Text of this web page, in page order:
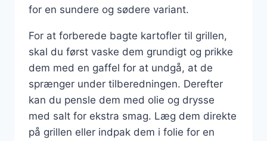
for en sundere og sødere variant.
For at forberede bagte kartofler til grillen,
skal du først vaske dem grundigt og prikke
dem med en gaffel for at undgå, at de
sprænger under tilberedningen. Derefter
kan du pensle dem med olie og drysse
med salt for ekstra smag. Læg dem direkte
på grillen eller indpak dem i folie for en